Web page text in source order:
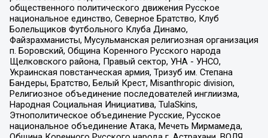
общественного политического движения Русское
национальное единство, Северное Братство, Клуб
Болельщиков Футбольного Клуба Динамо,
Файзрахманисты, Мусульманская религиозная организация
п. Боровский, Община Коренного Русского народа
Щелковского района, Правый сектор, УНА - УНСО,
Украинская повстанческая армия, Тризуб им. Степана
Бандеры, Братство, Белый Крест, Misanthropic division,
Религиозное объединение последователей инглиизма,
Народная Социальная Инициатива, TulaSkins,
Этнополитическое объединение Русские, Русское
национальное объединение Атака, Мечеть Мирмамеда,